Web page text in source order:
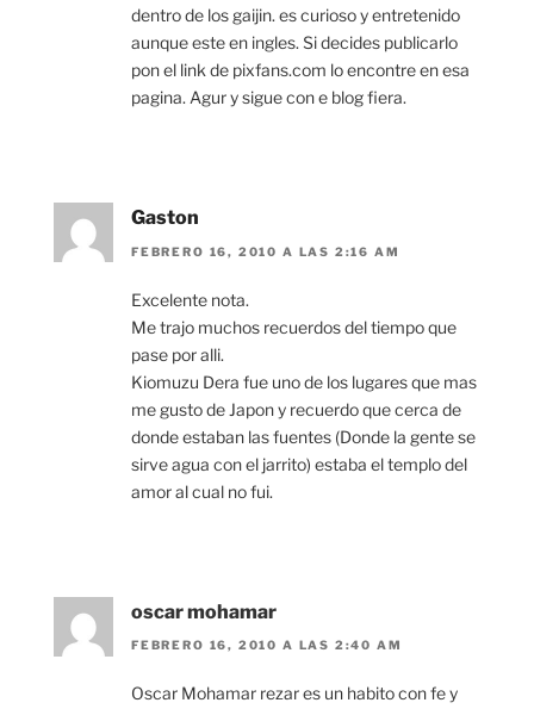
dentro de los gaijin. es curioso y entretenido
aunque este en ingles. Si decides publicarlo
pon el link de pixfans.com lo encontre en esa
pagina. Agur y sigue con e blog fiera.
Gaston
FEBRERO 16, 2010 A LAS 2:16 AM
Excelente nota.
Me trajo muchos recuerdos del tiempo que
pase por alli.
Kiomuzu Dera fue uno de los lugares que mas
me gusto de Japon y recuerdo que cerca de
donde estaban las fuentes (Donde la gente se
sirve agua con el jarrito) estaba el templo del
amor al cual no fui.
oscar mohamar
FEBRERO 16, 2010 A LAS 2:40 AM
Oscar Mohamar rezar es un habito con fe y